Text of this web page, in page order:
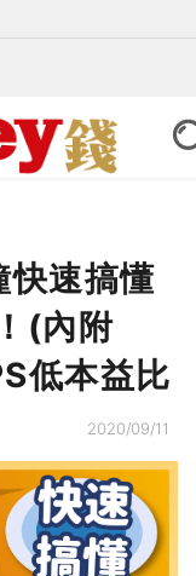
快速搞懂
(內附
低本益比
2020/09/11